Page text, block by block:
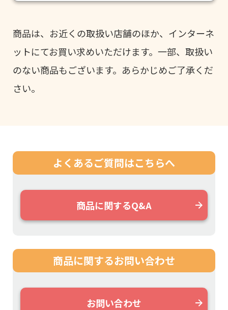
商品は、お近くの取扱い店舗のほか、インターネ
ットにてお買い求めいただけます。一部、取扱い
のない商品もございます。あらかじめご了承くだ
さい。
よくあるご質問はこちらへ
商品に関するQ&A
商品に関するお問い合わせ
お問い合わせ